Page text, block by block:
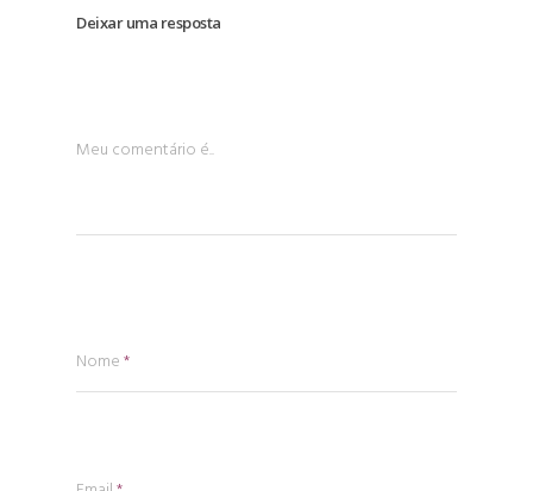
Deixar uma resposta
Meu comentário é..
Nome*